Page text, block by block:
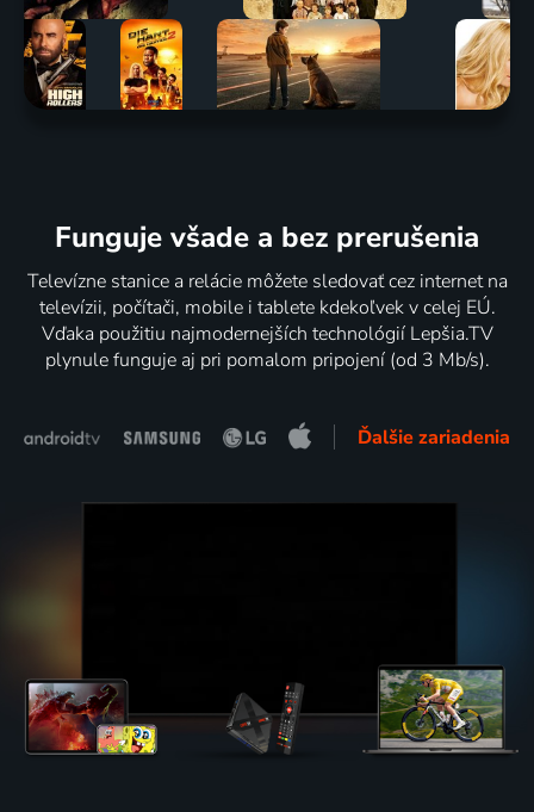
Funguje všade a bez prerušenia
Televízne stanice a relácie môžete sledovať cez internet na
televízii, počítači, mobile i tablete kdekoľvek v celej EÚ.
Vďaka použitiu najmodernejších technológií Lepšia.TV
plynule funguje aj pri pomalom pripojení (od 3 Mb/s).
Ďalšie zariadenia